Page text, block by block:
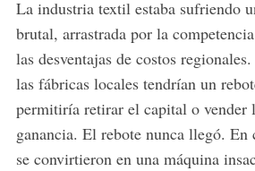
La industria textil estaba sufriendo
brutal, arrastrada por la
las desventajas de costos
las fábricas locales tendrían un
permitiría retirar el capital o vender
ganancia. El rebote nunca llegó.
se convirtieron en una máquina
f
o